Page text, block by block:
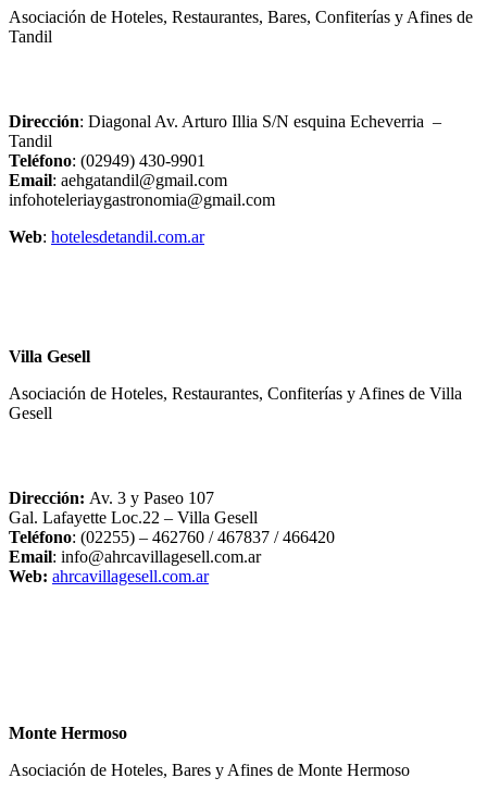
Asociación de Hoteles, Restaurantes, Bares, Confiterías y Afines de
Tandil
Dirección: Diagonal Av. Arturo Illia S/N esquina Echeverria –
Tandil
Teléfono: (02949) 430-9901
Email: aehgatandil@gmail.com
infohoteleriaygastronomia@gmail.com
Web: hotelesdetandil.com.ar
Villa Gesell
Asociación de Hoteles, Restaurantes, Confiterías y Afines de Villa
Gesell
Dirección: Av. 3 y Paseo 107
Gal. Lafayette Loc.22 – Villa Gesell
Teléfono: (02255) – 462760 / 467837 / 466420
Email: info@ahrcavillagesell.com.ar
Web: ahrcavillagesell.com.ar
Monte Hermoso
Asociación de Hoteles, Bares y Afines de Monte Hermoso